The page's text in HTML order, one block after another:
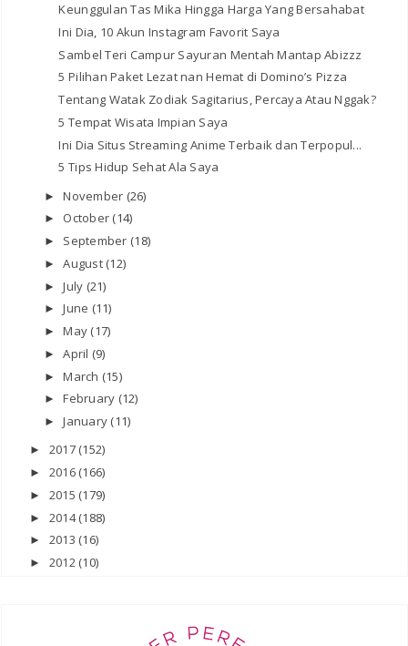
Keunggulan Tas Mika Hingga Harga Yang Bersahabat
Ini Dia, 10 Akun Instagram Favorit Saya
Sambel Teri Campur Sayuran Mentah Mantap Abizzz
5 Pilihan Paket Lezat nan Hemat di Domino’s Pizza
Tentang Watak Zodiak Sagitarius, Percaya Atau Nggak?
5 Tempat Wisata Impian Saya
Ini Dia Situs Streaming Anime Terbaik dan Terpopul...
5 Tips Hidup Sehat Ala Saya
►November (26)
► October (14)
► September (18)
►August (12)
►July (21)
►June (11)
►May (17)
►April (9)
►March (15)
►February (12)
►January (11)
► 2017 (152)
► 2016 (166)
► 2015 (179)
► 2014(188)
► 2013 (16)
► 2012 (10)